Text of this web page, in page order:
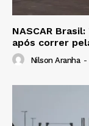
NASCAR
após correr
Nilson Aranha -